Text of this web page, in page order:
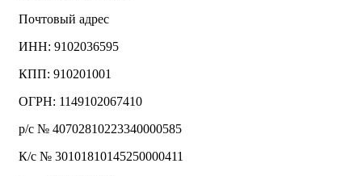
Почтовый адрес
ИНН: 9102036595
КПП: 910201001
ОГРН: 1149102067410
р/с № 40702810223340000585
К/с № 30101810145250000411